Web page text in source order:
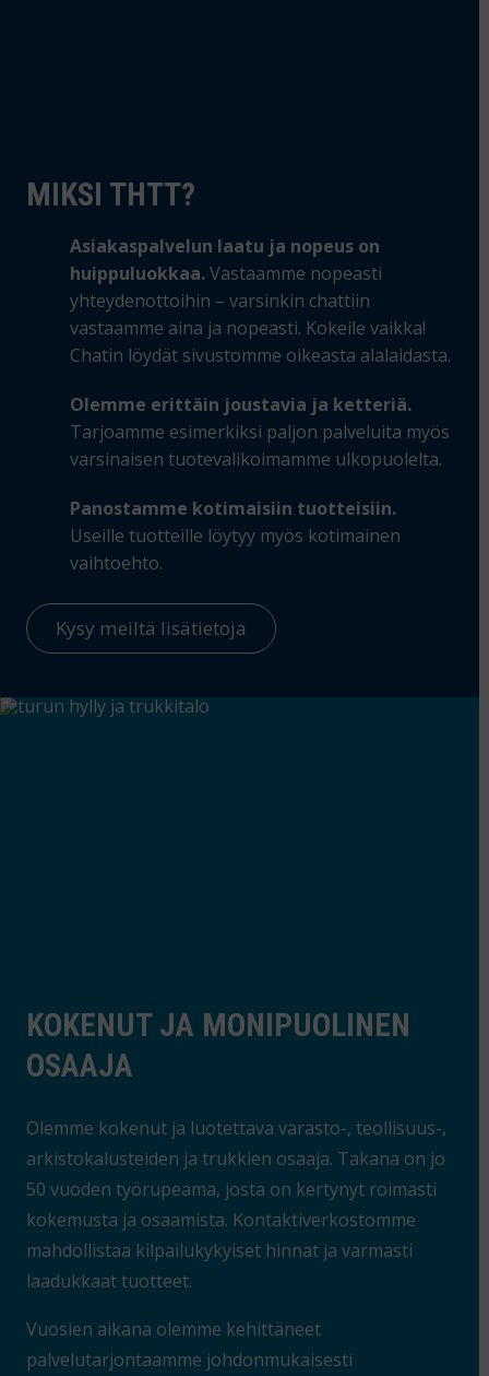
MIKSI THTT?
Asiakaspalvelun laatu ja nopeus on
huippuluokkaa.Vastaamme nopeasti
yhteydenottoihin – varsinkin chattiin
vastaamme aina ja nopeasti. Kokeile vaikka!
Chatin löydät sivustomme oikeasta alalaidasta.
Olemme erittäin joustavia ja ketteriä.
Tarjoamme esimerkiksi paljon palveluita myös
varsinaisen tuotevalikoimamme ulkopuolelta.
Panostamme kotimaisiin tuotteisiin.
Useille tuotteille löytyy myös kotimainen
vaihtoehto.
Kysy meiltä lisätietoja
KOKENUT JA MONIPUOLINEN
OSAAJA
Olemme kokenut ja luotettava varasto-, teollisuus-,
arkistokalusteiden ja trukkien osaaja. Takana on jo
50 vuoden työrupeama, josta on kertynyt roimasti
kokemusta ja osaamista. Kontaktiverkostomme
mahdollistaa kilpailukykyiset hinnat ja varmasti
laadukkaat tuotteet.
Vuosien aikana olemme kehittäneet
palvelutarjontaamme johdonmukaisesti